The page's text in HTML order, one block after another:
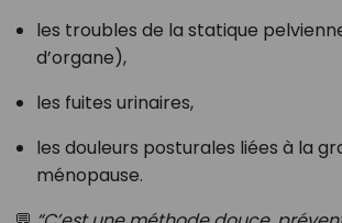
les troubles de la statique
d’organe),
les fuites urinaires,
les douleurs posturales liées à la
ménopause.